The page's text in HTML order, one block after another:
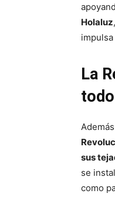
Holaluz
impulsa
La
sus
se
como